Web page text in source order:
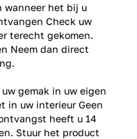
wanneer het bij u
Check uw
terecht gekomen.
Neem dan direct
gemak in uw eigen
in uw interieur Geen
heeft u 14
Stuur het product